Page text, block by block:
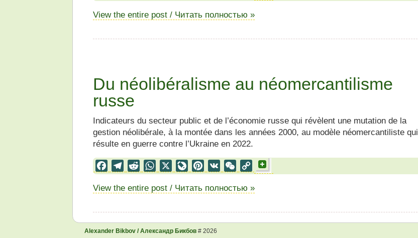
View the entire post / Читать полностью »
Du néolibéralisme au néomercantilisme
russe
Indicateurs du secteur public et de l’économie russe qui révèlent une mutation de la
gestion néolibérale, à la montée dans les années 2000, au modèle néomercantiliste qui
résulte en guerre contre l’Ukraine en 2022.
FacebookTelegramRedditWhatsApp LiveJournal
Pinterest
VK WeChat
Copy
View the entire post / Читать полностью »
Alexander Bikbov / Александр Бикбов # 2026